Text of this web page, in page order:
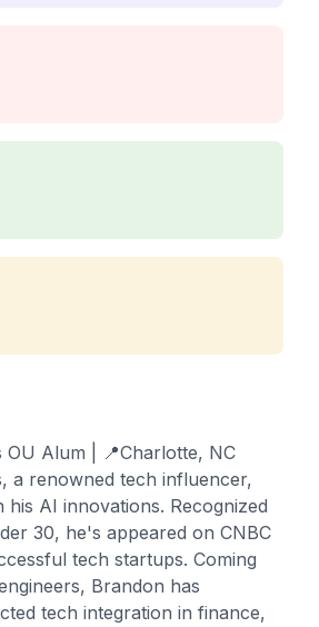
OU Alum | 📍Charlotte, NC
a renowned tech influencer,
his AI innovations. Recognized
30, he's appeared on CNBC
tech startups. Coming
Brandon has
tech integration in finance,